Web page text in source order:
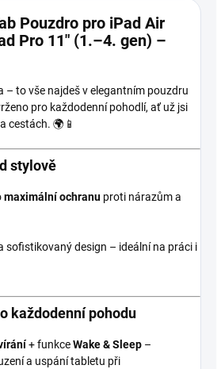
Pouzdro pro iPad Air
Pro 11" (1.–4. gen) –
– to vše najdeš v elegantním pouzdru
pro každodenní pohodlí, ať už jsi
cestách. 🌍📱
stylově
maximální ochranu proti nárazům a
sofistikovaný design – ideální na práci i
každodenní pohodu
+ funkceWake & Sleep –
a uspání tabletu při